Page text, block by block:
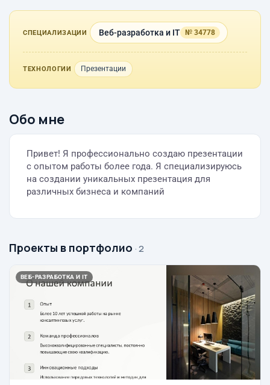
СПЕЦИАЛИЗАЦИИ Веб-разработка и IT № 34778
ТЕХНОЛОГИИ Презентации
Обо мне
Привет! Я профессионально создаю презентации
с опытом работы более года. Я специализируюсь
на создании уникальных презентация для
различных бизнеса и компаний
Проекты в портфолио · 2
ВЕБ-РАЗРАБОТКА И IT